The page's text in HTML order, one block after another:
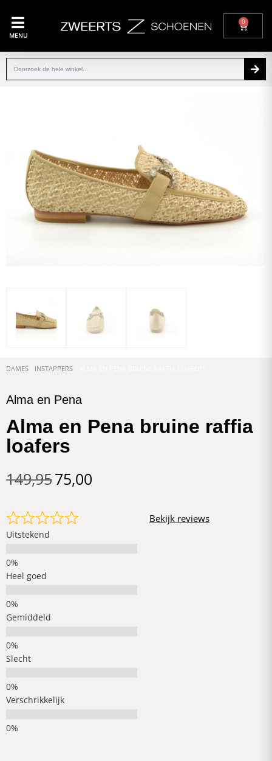
MENU
0
DAMES INSTAPPERS
Alma en Pena
Alma en Pena bruine raffia
loafers
149,9575,00
Uitstekend
Heel goed
Gemiddeld
Slecht
Verschrikkelijk
Bekijk reviews